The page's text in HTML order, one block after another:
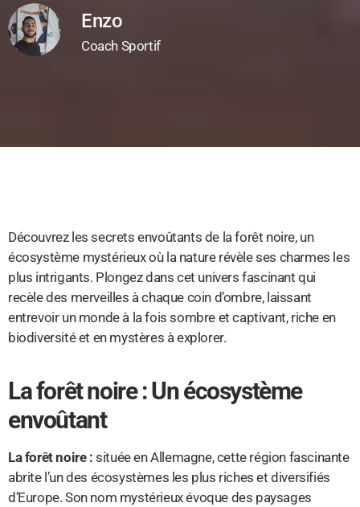
Enzo
Coach Sportif
Découvrez les secrets envoûtants de la forêt noire, un
écosystème mystérieux où la nature révèle ses charmes les
plus intrigants. Plongez dans cet univers fascinant qui
recèle des merveilles à chaque coin d’ombre, laissant
entrevoir un monde à la fois sombre et captivant, riche en
biodiversité et en mystères à explorer.
La forêt noire : Un écosystème
envoûtant
La forêt noire : située en Allemagne, cette région fascinante
abrite l’un des écosystèmes les plus riches et diversifiés
d’Europe. Son nom mystérieux évoque des paysages